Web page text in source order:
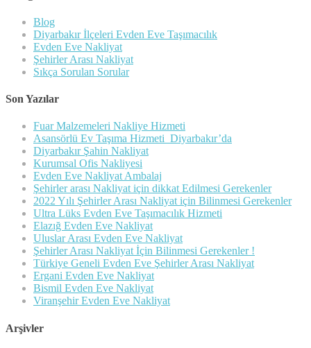
Blog
Diyarbakır İlçeleri Evden Eve Taşımacılık
Evden Eve Nakliyat
Şehirler Arası Nakliyat
Sıkça Sorulan Sorular
Son Yazılar
Fuar Malzemeleri Nakliye Hizmeti
Asansörlü Ev Taşıma Hizmeti Diyarbakır’da
Diyarbakır Şahin Nakliyat
Kurumsal Ofis Nakliyesi
Evden Eve Nakliyat Ambalaj
Şehirler arası Nakliyat için dikkat Edilmesi Gerekenler
2022 Yılı Şehirler Arası Nakliyat için Bilinmesi Gerekenler
Ultra Lüks Evden Eve Taşımacılık Hizmeti
Elazığ Evden Eve Nakliyat
Uluslar Arası Evden Eve Nakliyat
Şehirler Arası Nakliyat İçin Bilinmesi Gerekenler !
Türkiye Geneli Evden Eve Şehirler Arası Nakliyat
Ergani Evden Eve Nakliyat
Bismil Evden Eve Nakliyat
Viranşehir Evden Eve Nakliyat
Arşivler